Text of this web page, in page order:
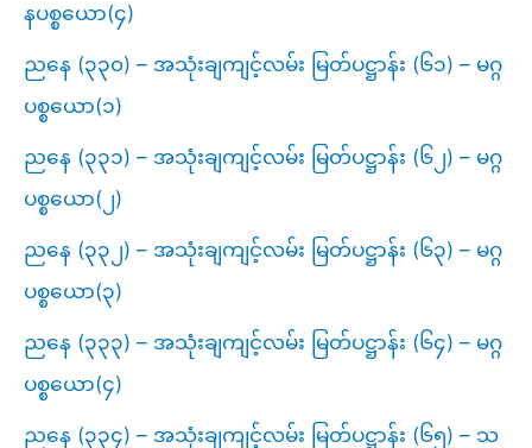
နပစ္စယော(၄)
ညနေ (၃၃၀) – အသုံးချကျင့်လမ်း မြတ်ပဋ္ဌာန်း (၆၁) – မဂ္ဂ
ပစ္စယော(၁)
ညနေ (၃၃၁) – အသုံးချကျင့်လမ်း မြတ်ပဋ္ဌာန်း (၆၂) – မဂ္ဂ
ပစ္စယော(၂)
ညနေ (၃၃၂) – အသုံးချကျင့်လမ်း မြတ်ပဋ္ဌာန်း (၆၃) – မဂ္ဂ
ပစ္စယော(၃)
ညနေ (၃၃၃) – အသုံးချကျင့်လမ်း မြတ်ပဋ္ဌာန်း (၆၄) – မဂ္ဂ
ပစ္စယော(၄)
ညနေ (၃၃၄) – အသုံးချကျင့်လမ်း မြတ်ပဋ္ဌာန်း (၆၅) – သ